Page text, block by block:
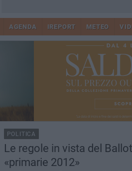
AGENDA IREPORT METEO
POLITICA
Le regole in vista del
«primarie 2012»